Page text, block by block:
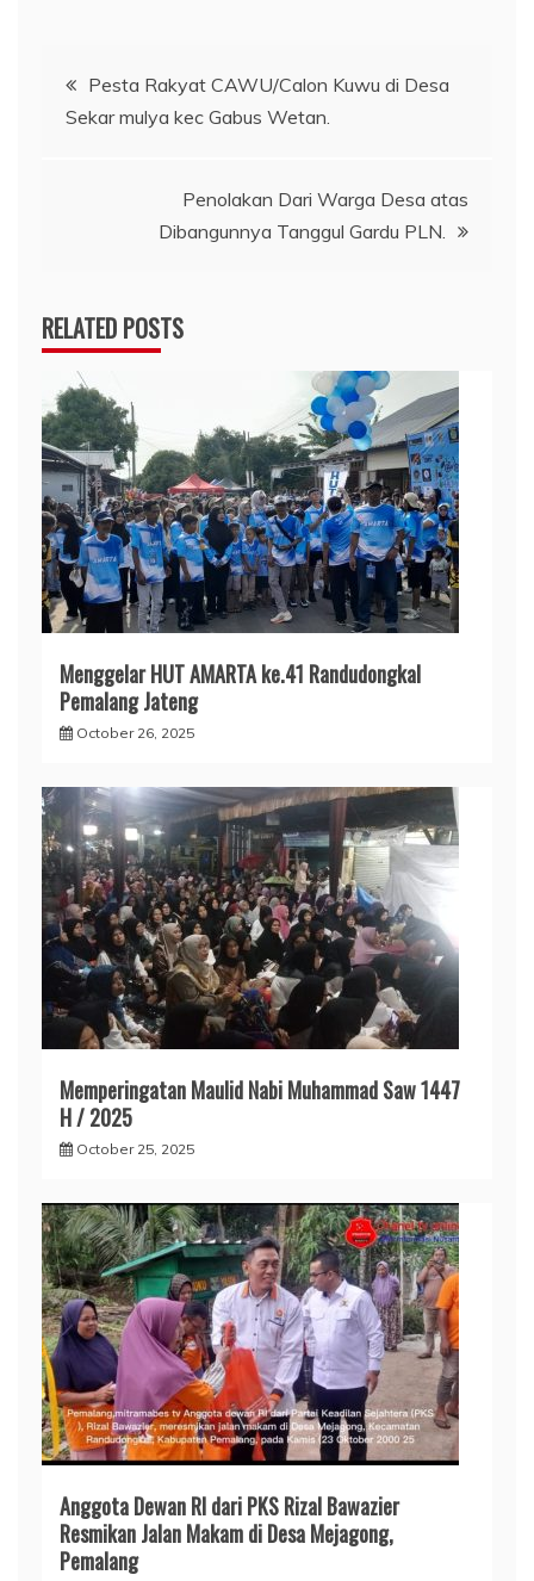
Post
navigation
Pesta Rakyat CAWU/Calon Kuwu di Desa
Sekar mulya kec Gabus Wetan.
Penolakan Dari Warga Desa atas
Dibangunnya Tanggul Gardu PLN.
RELATED POSTS
Menggelar HUT AMARTA ke.41 Randudongkal
Pemalang Jateng
October 26, 2025
Memperingatan Maulid Nabi Muhammad Saw 1447
H / 2025
October 25, 2025
Anggota Dewan RI dari PKS Rizal Bawazier
Resmikan Jalan Makam di Desa Mejagong,
Pemalang